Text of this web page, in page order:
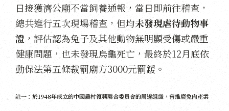
日接獲濟公廟不當飼養通報，當日即前往稽查，
總共進行五次現場稽查，但均未發現虐待動物事
證 ，評估認為兔子及其他動物無明顯受傷或嚴重
健康問題，也未發現烏龜死亡，最終於12月底依
動保法第五條裁罰廟方3000元罰鍰。
註一：於1948年成立的中國農村復興聯合委員會的周邊組織，曾推廣兔肉產業